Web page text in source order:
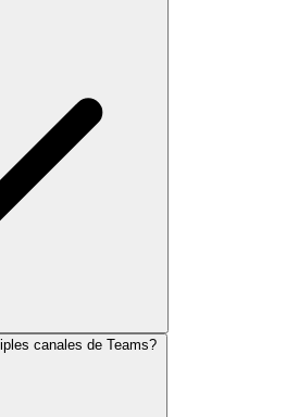
canales de Teams?